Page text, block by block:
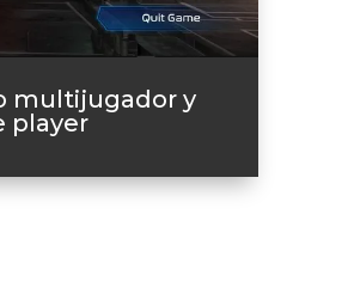
multijugador y
player